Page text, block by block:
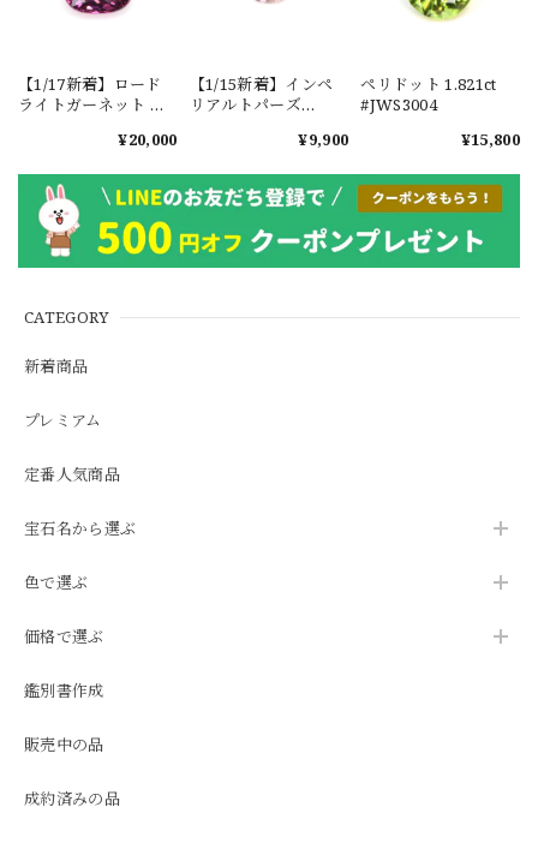
CATEGORY
新着商品
プレミアム
定番人気商品
宝石名から選ぶ
色で選ぶ
価格で選ぶ
鑑別書作成
販売中の品
成約済みの品
【1/17新着】ロード
ライトガーネット タ
1.601ct【ソーティン
¥20,000
【1/15新着】インペ
リアルトパーズ
¥9,900
ペリドット 1.821ct
#JWS3004
¥15,800